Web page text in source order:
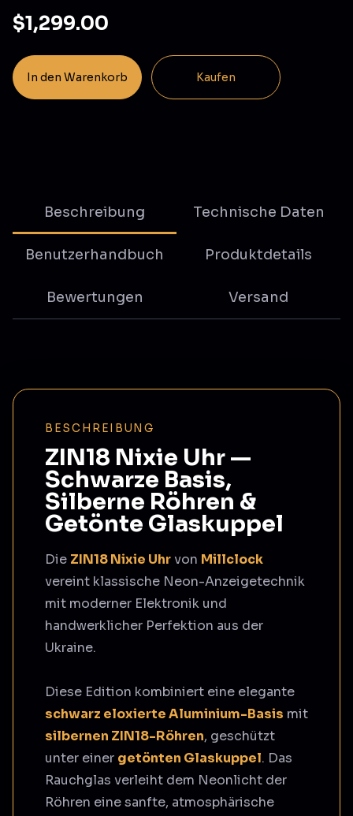
$1,299.00
In den Warenkorb Kaufen
Beschreibung Technische Daten
Benutzerhandbuch Produktdetails
Bewertungen Versand
BESCHREIBUNG
ZIN18 Nixie Uhr —
Schwarze Basis,
Silberne Röhren &
Getönte Glaskuppel
Die ZIN18 Nixie Uhrvon Millclock
vereint klassische Neon-Anzeige­technik
mit moderner Elektronik und
handwerklicher Perfektion aus der
Ukraine.
Diese Edition kombiniert eine elegante
schwarz eloxierte Aluminium-Basis mit
silbernen ZIN18-Röhren, geschützt
unter einer getönten Glaskuppel. Das
Rauchglas verleiht dem Neonlicht der
Röhren eine sanfte, atmosphärische